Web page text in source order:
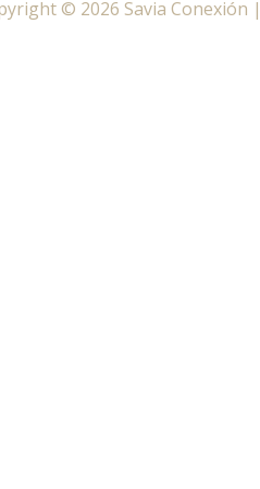
© 2026 Savia Conexión